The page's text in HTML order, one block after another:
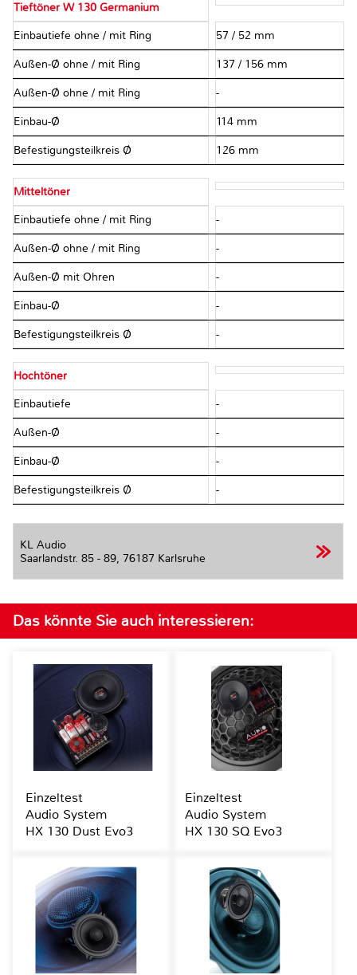
Tieftöner W 130 Germanium
Einbautiefe ohne / mit Ring 57 / 52 mm
Außen-Ø ohne / mit Ring 137 / 156 mm
Außen-Ø ohne / mit Ring -
Einbau-Ø 114 mm
Befestigungsteilkreis Ø 126 mm
Mitteltöner
Einbautiefe ohne / mit Ring -
Außen-Ø ohne / mit Ring -
Außen-Ø mit Ohren -
Einbau-Ø -
Befestigungsteilkreis Ø -
Hochtöner
Einbautiefe -
Außen-Ø -
Einbau-Ø -
Befestigungsteilkreis Ø -
KL Audio
Saarlandstr. 85 - 89, 76187 Karlsruhe
Das könnte Sie auch interessieren:
Einzeltest
Audio System
HX 130 Dust Evo3
Einzeltest
Audio System
HX 130 SQ Evo3